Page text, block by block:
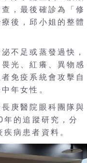
，最後確診為「修
後，邱小姐的整體
不足或蒸發過快，
光、紅癢、異物感
免疫系統會攻擊自
年女性。
庚醫院眼科團隊與
的追蹤研究，分
病患者資料。